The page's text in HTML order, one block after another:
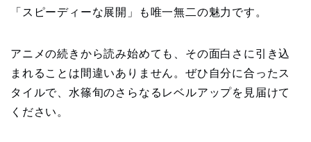
「スピーディーな展開」も唯一無二の魅力です。
アニメの続きから読み始めても、その面白さに引き込
まれることは間違いありません。ぜひ自分に合ったス
タイルで、水篠旬のさらなるレベルアップを見届けて
ください。